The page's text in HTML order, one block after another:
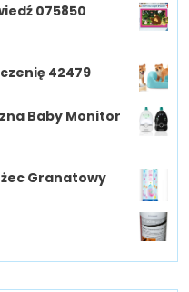
075850
42479
Baby Monitor
Granatowy